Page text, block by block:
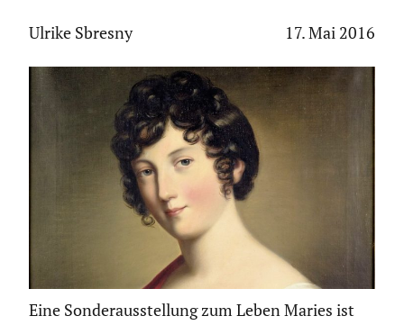
Ulrike Sbresny 17. Mai 2016
Eine Sonderausstellung zum Leben Maries ist